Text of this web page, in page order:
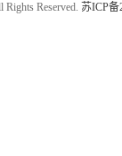
Reserved. 苏ICP备